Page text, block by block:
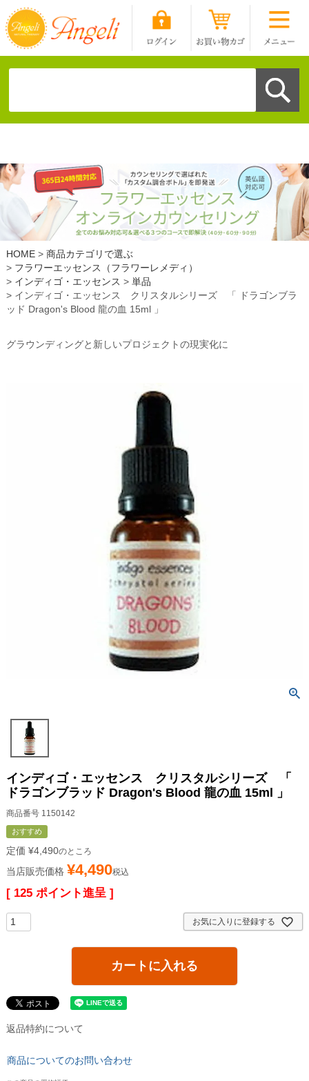
HOME
商品カテゴリで選ぶ
フラワーエッセンス（フラワーレメディ）
インディゴ・エッセンス
単品
インディゴ・エッセンス クリスタルシリーズ 「 ドラゴンブラ
ッド Dragon's Blood 龍の血 15ml 」
グラウンディングと新しいプロジェクトの現実化に
インディゴ・エッセンス クリスタルシリーズ 「
ドラゴンブラッド Dragon's Blood 龍の血 15ml 」
商品番号 1150142
おすすめ
定価 ¥4,490のところ
当店販売価格 ¥4,490税込
[ 125 ポイント進呈 ]
お気に入りに登録する
カートに入れる
返品特約について
商品についてのお問い合わせ